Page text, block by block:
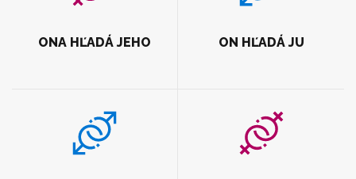
ONA HĽADÁ JEHO ON HĽADÁ JU